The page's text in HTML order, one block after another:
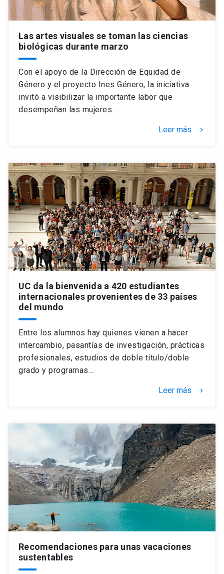
Las artes visuales se toman las ciencias
biológicas durante marzo
Con el apoyo de la Dirección de Equidad de
Género y el proyecto Ines Género, la iniciativa
invitó a visibilizar la importante labor que
desempeñan las mujeres…
Leer más keyboard_arrow_right
UC da la bienvenida a 420 estudiantes
internacionales provenientes de 33 países
del mundo
Entre los alumnos hay quienes vienen a hacer
intercambio, pasantías de investigación, prácticas
profesionales, estudios de doble título/doble
grado y programas…
Leer más keyboard_arrow_right
Recomendaciones para unas vacaciones
sustentables